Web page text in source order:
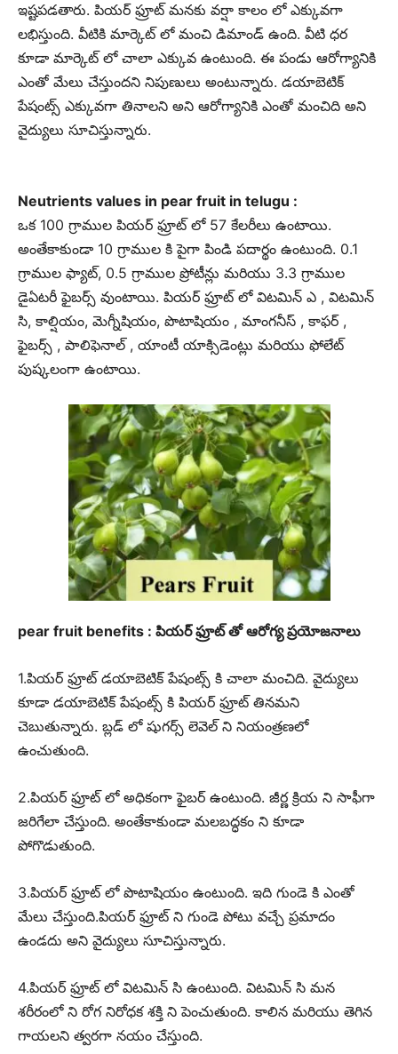
ఇష్టపడతారు. పియర్ ఫ్రూట్ మనకు వర్షా కాలం లో ఎక్కువగా
లభిస్తుంది. వీటికి మార్కెట్ లో మంచి డిమాండ్ ఉంది. వీటి ధర
కూడా మార్కెట్ లో చాలా ఎక్కువ ఉంటుంది. ఈ పండు ఆరోగ్యానికి
ఎంతో మేలు చేస్తుందని నిపుణులు అంటున్నారు. డయాబెటిక్
పేషంట్స్ ఎక్కువగా తినాలని అని ఆరోగ్యానికి ఎంతో మంచిది అని
వైద్యులు సూచిస్తున్నారు.
Neutrients values in pear fruit in telugu :
ఒక 100 గ్రాముల పియర్ ఫ్రూట్ లో 57 కేలరీలు ఉంటాయి.
అంతేకాకుండా 10 గ్రాముల కి పైగా పిండి పదార్థం ఉంటుంది. 0.1
గ్రాముల ఫ్యాట్, 0.5 గ్రాముల ప్రోటీన్లు మరియు 3.3 గ్రాముల
డైఏటరీ ఫైబర్స్ వుంటాయి. పియర్ ఫ్రూట్ లో విటమిన్ ఎ , విటమిన్
సి, కాల్షియం, మెగ్నీషియం, పొటాషియం , మాంగనీస్ , కాఫర్ ,
ఫైబర్స్ , పాలిఫెనాల్ , యాంటీ యాక్సిడెంట్లు మరియు ఫోలేట్
పుష్కలంగా ఉంటాయి.
pear fruit benefits : పియర్ ఫ్రూట్ తో ఆరోగ్య ప్రయోజనాలు
1.పియర్ ఫ్రూట్ డయాబెటిక్ పేషంట్స్ కి చాలా మంచిది. వైద్యులు
కూడా డయాబెటిక్ పేషంట్స్ కి పియర్ ఫ్రూట్ తినమని
చెబుతున్నారు. బ్లడ్ లో షుగర్స్ లెవెల్ ని నియంత్రణలో
ఉంచుతుంది.
2.పియర్ ఫ్రూట్ లో అధికంగా ఫైబర్ ఉంటుంది. జీర్ణ క్రియ ని సాఫీగా
జరిగేలా చేస్తుంది. అంతేకాకుండా మలబద్ధకం ని కూడా
పోగొడుతుంది.
3.పియర్ ఫ్రూట్ లో పొటాషియం ఉంటుంది. ఇది గుండె కి ఎంతో
మేలు చేస్తుంది.పియర్ ఫ్రూట్ ని గుండె పోటు వచ్చే ప్రమాదం
ఉండదు అని వైద్యులు సూచిస్తున్నారు.
4.పియర్ ఫ్రూట్ లో విటమిన్ సి ఉంటుంది. విటమిన్ సి మన
శరీరంలో ని రోగ నిరోధక శక్తి ని పెంచుతుంది. కాలిన మరియు తెగిన
గాయలని త్వరగా నయం చేస్తుంది.